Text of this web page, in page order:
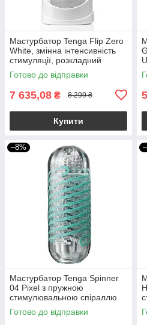
Мастурбатор Tenga Flip Zero
White, змінна інтенсивність
стимуляції, розкладний
Готово до відправки
7 635,08 ₴ 8 299 ₴
Купити
–8%
Мастурбатор Tenga Spinner
04 Pixel з пружною
стимулювальною спіраллю
всередині
Готово до відправки